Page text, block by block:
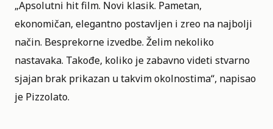
„Apsolutni hit film. Novi klasik. Pametan,
ekonomičan, elegantno postavljen i zreo na najbolji
način. Besprekorne izvedbe. Želim nekoliko
nastavaka. Takođe, koliko je zabavno videti stvarno
sjajan brak prikazan u takvim okolnostima“, napisao
je Pizzolato.